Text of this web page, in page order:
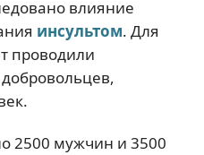
влияние
инсультом. Для
проводили
2500 мужчин и 3500